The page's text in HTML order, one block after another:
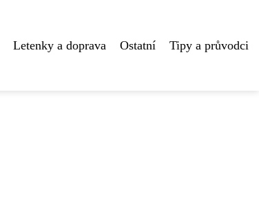
Letenky a doprava Ostatní Tipy a průvodci